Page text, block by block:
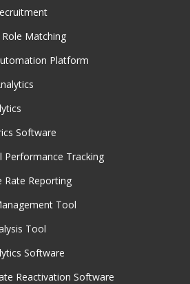
Matching
Platform
Software
Performance Tracking
Rate Reporting
Tool
Tool
Software
Reactivation Software